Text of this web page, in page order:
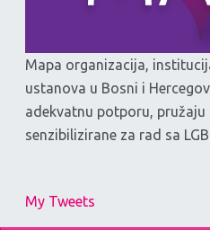
Mapa organizacija,
ustanova u Bosni i
adekvatnu potporu, pružaju
senzibilizirane za rad sa
My Tweets